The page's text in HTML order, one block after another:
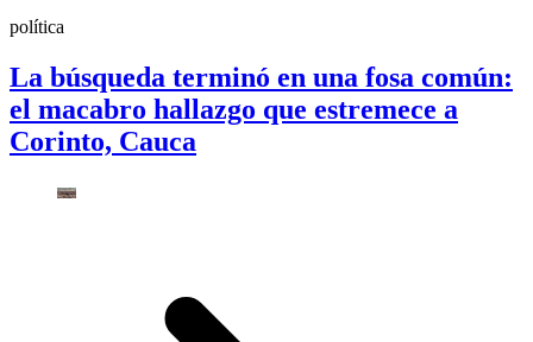
política
La búsqueda terminó en una fosa común:
el macabro hallazgo que estremece a
Corinto, Cauca